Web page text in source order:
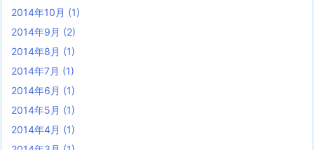
2014年10月 (1)
2014年9月 (2)
2014年8月 (1)
2014年7月 (1)
2014年6月 (1)
2014年5月 (1)
2014年4月 (1)